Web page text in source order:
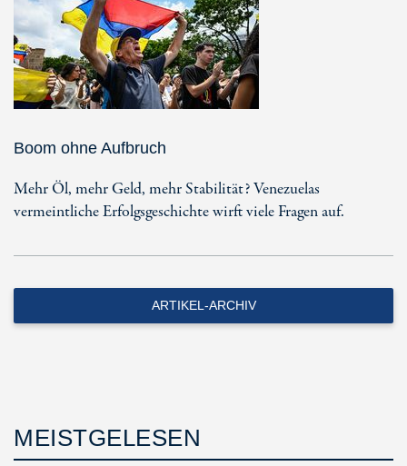
Boom ohne Aufbruch
Mehr Öl, mehr Geld, mehr Stabilität? Venezuelas
vermeintliche Erfolgsgeschichte wirft viele Fragen auf.
ARTIKEL-ARCHIV
MEISTGELESEN